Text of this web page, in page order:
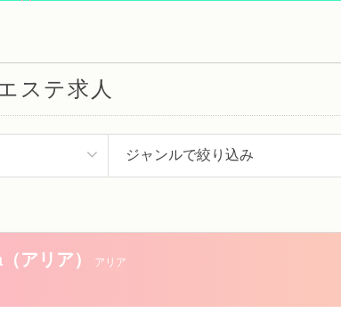
ステ求人
アリア） アリア